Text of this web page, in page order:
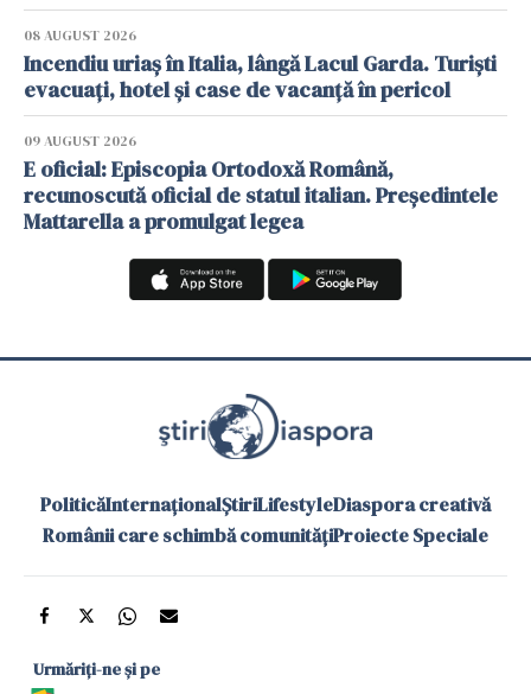
08 AUGUST 2026
Incendiu uriaș în Italia, lângă Lacul Garda. Turiști
evacuați, hotel și case de vacanță în pericol
09 AUGUST 2026
E oficial: Episcopia Ortodoxă Română,
recunoscută oficial de statul italian. Președintele
Mattarella a promulgat legea
PoliticăInternaționalȘtiriLifestyleDiaspora creativă
Românii care schimbă comunitățiProiecte Speciale
Urmăriți-ne și pe